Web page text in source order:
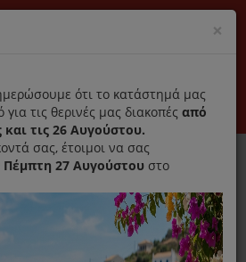
ανταλλακτικά
Εγγραφή Εταιρεία Επικοινωνία
0
×
ότι το κατάστημά μας
για τις θερινές μας διακοπές από
τις 26 Αυγούστου.
σας, έτοιμοι να σας
Πέμπτη 27 Αυγούστου στο